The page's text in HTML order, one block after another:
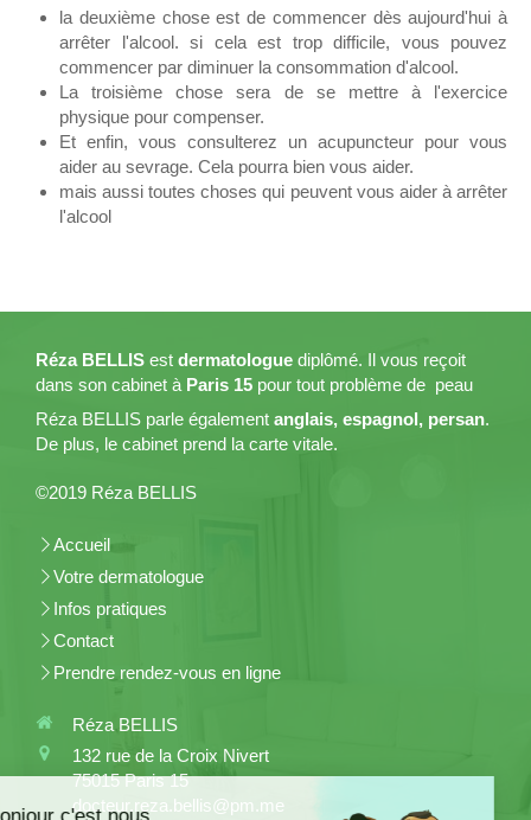
la deuxième chose est de commencer dès aujourd'hui à
arrêter l'alcool. si cela est trop difficile, vous pouvez
commencer par diminuer la consommation d'alcool.
La troisième chose sera de se mettre à l'exercice
physique pour compenser.
Et enfin, vous consulterez un acupuncteur pour vous
aider au sevrage. Cela pourra bien vous aider.
mais aussi toutes choses qui peuvent vous aider à arrêter
l'alcool
Réza BELLIS est dermatologue diplômé. Il vous reçoit
dans son cabinet à Paris 15 pour tout problème de peau
Réza BELLIS parle également anglais, espagnol, persan.
De plus, le cabinet prend la carte vitale.
©2019 Réza BELLIS
Accueil
Votre dermatologue
Infos pratiques
Contact
Prendre rendez-vous en ligne
Réza BELLIS
132 rue de la Croix Nivert
75015 Paris 15
docteur.reza.bellis@pm.me